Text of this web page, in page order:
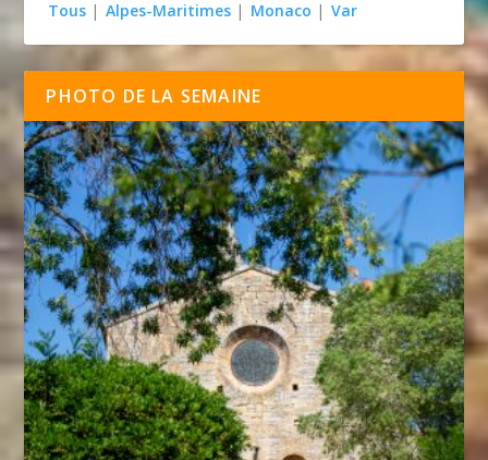
Tous | Alpes-Maritimes | Monaco | Var
PHOTO DE LA SEMAINE